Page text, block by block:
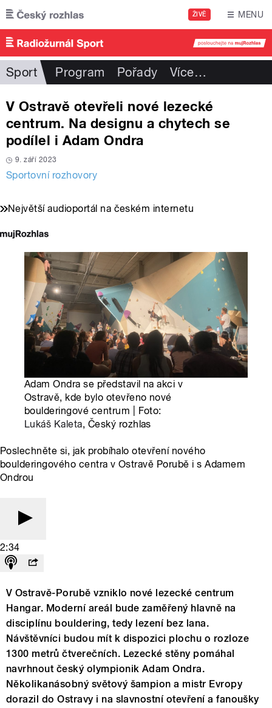
Přejít k hlavnímu obsahu
ŽIVĚ MENU
Sport Program Pořady Více…
V Ostravě otevřeli nové lezecké
centrum. Na designu a chytech se
podílel i Adam Ondra
9. září 2023
Sportovní rozhovory
Největší audioportál na českém internetu
Adam Ondra se představil na akci v
Ostravě, kde bylo otevřeno nové
boulderingové centrum | Foto:
Lukáš Kaleta, Český rozhlas
Poslechněte si, jak probíhalo otevření nového
boulderingového centra v Ostravě Porubě i s Adamem
Ondrou
2:34
V Ostravě-Porubě vzniklo nové lezecké centrum
Hangar. Moderní areál bude zaměřený hlavně na
disciplínu bouldering, tedy lezení bez lana.
Návštěvníci budou mít k dispozici plochu o rozloze
1300 metrů čtverečních. Lezecké stěny pomáhal
navrhnout český olympionik Adam Ondra.
Několikanásobný světový šampion a mistr Evropy
dorazil do Ostravy i na slavnostní otevření a fanoušky